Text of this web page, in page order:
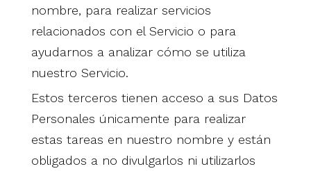
nombre, para realizar servicios
relacionados con el Servicio o para
ayudarnos a analizar cómo se utiliza
nuestro Servicio.
Estos terceros tienen acceso a sus Datos
Personales únicamente para realizar
estas tareas en nuestro nombre y están
obligados a no divulgarlos ni utilizarlos